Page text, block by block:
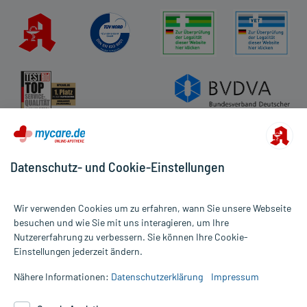
Alle Preise gelten inkl. MwSt., ggf. zzgl. Versandkosten
Informationen auf dieser Website werden ausschließlich für
die Untersuchung und Behandlung durch einen Arzt. Bitte
Datenschutz- und Cookie-Einstellungen
Wir verwenden Cookies um zu erfahren, wann Sie unsere Webseite
besuchen und wie Sie mit uns interagieren, um Ihre
Nutzererfahrung zu verbessern. Sie können Ihre Cookie-
Einstellungen jederzeit ändern.
Nähere Informationen: Datenschutzerklärung Impressum